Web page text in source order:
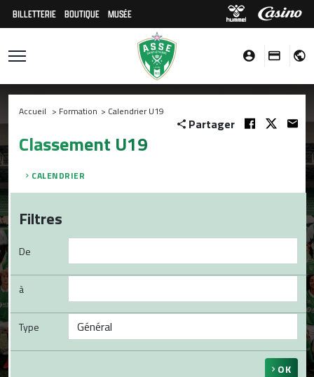
BILLETTERIE BOUTIQUE MUSÉE
Accueil > Formation > Calendrier U19
Partager
Classement U19
CALENDRIER
Filtres
De
à
Type
OK